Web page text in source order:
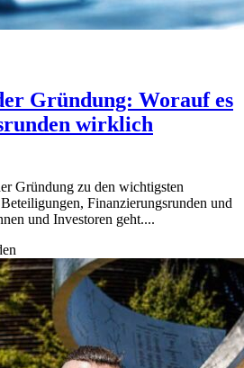
Gründung: Worauf es
wirklich
Gründung zu den wichtigsten
Finanzierungsrunden und
und Investoren geht....